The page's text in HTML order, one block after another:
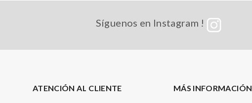
Síguenos en Instagram !
ATENCIÓN AL CLIENTE MÁS INFORMACIÓN